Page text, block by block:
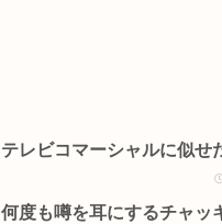
テレビコマーシャルに似せ
何度も噂を耳にするチャッ